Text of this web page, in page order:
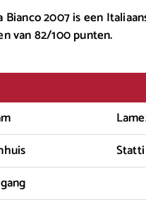
Bianco 2007 is een
van 82/100 punten.
Statti